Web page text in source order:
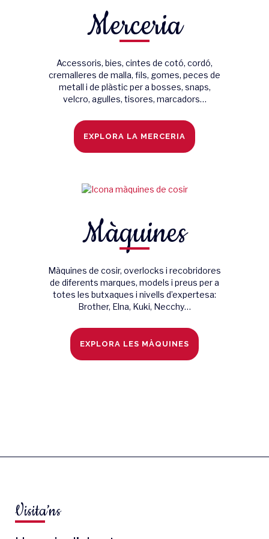
Merceria
Accessoris, bies, cintes de cotó, cordó,
cremalleres de malla, fils, gomes, peces de
metall i de plàstic per a bosses, snaps,
velcro, agulles, tisores, marcadors…
EXPLORA LA MERCERIA
Màquines
Màquines de cosir, overlocks i recobridores
de diferents marques, models i preus per a
totes les butxaques i nivells d’expertesa:
Brother, Elna, Kuki, Necchy…
EXPLORA LES MÀQUINES
Visita’ns